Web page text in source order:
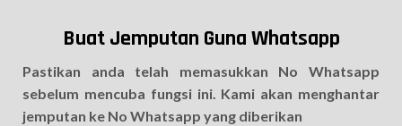
Buat Jemputan Guna Whatsapp
Pastikan anda telah memasukkan No Whatsapp
sebelum mencuba fungsi ini. Kami akan menghantar
jemputan ke No Whatsapp yang diberikan